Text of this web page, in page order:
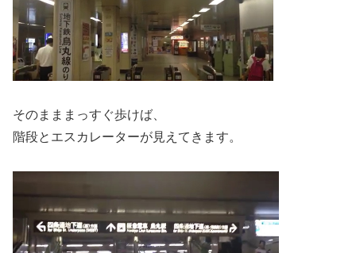
そのまままっすぐ歩けば、
階段とエスカレーターが見えてきます。